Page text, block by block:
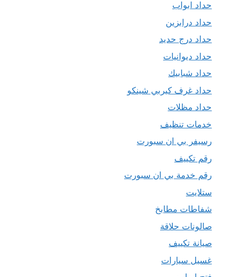
حداد ابواب
حداد درابزين
حداد درج حديد
حداد ديوانيات
حداد شبابيك
حداد غرف كيربي شينكو
حداد مظلات
خدمات تنظيف
رسيفر بي ان سبورت
رقم تكييف
رقم خدمة بي ان سبورت
ستلايت
شفاطات مطابخ
صالونات حلاقة
صيانة تكييف
غسيل سيارات